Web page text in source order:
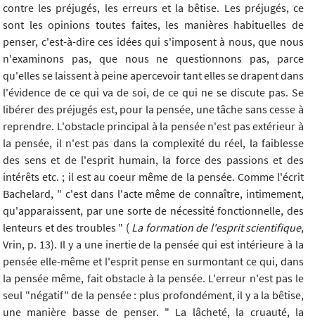
contre les préjugés, les erreurs et la bêtise. Les préjugés, ce
sont les opinions toutes faites, les manières habituelles de
penser, c'est-à-dire ces idées qui s'imposent à nous, que nous
n'examinons pas, que nous ne questionnons pas, parce
qu'elles se laissent à peine apercevoir tant elles se drapent dans
l'évidence de ce qui va de soi, de ce qui ne se discute pas. Se
libérer des préjugés est, pour la pensée, une tâche sans cesse à
reprendre. L'obstacle principal à la pensée n'est pas extérieur à
la pensée, il n'est pas dans la complexité du réel, la faiblesse
des sens et de l'esprit humain, la force des passions et des
intérêts etc. ; il est au coeur même de la pensée. Comme l'écrit
Bachelard, " c'est dans l'acte même de connaître, intimement,
qu'apparaissent, par une sorte de nécessité fonctionnelle, des
lenteurs et des troubles " ( La formation de l'esprit scientifique,
Vrin, p. 13). Il y a une inertie de la pensée qui est intérieure à la
pensée elle-même et l'esprit pense en surmontant ce qui, dans
la pensée même, fait obstacle à la pensée. L'erreur n'est pas le
seul "négatif" de la pensée : plus profondément, il y a la bêtise,
une manière basse de penser. " La lâcheté, la cruauté, la